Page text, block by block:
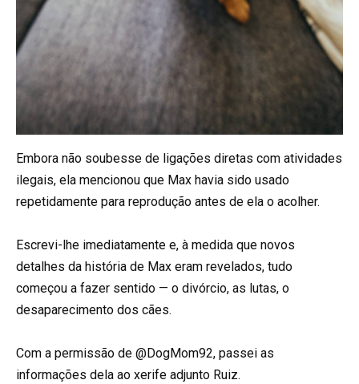
Embora não soubesse de ligações diretas com atividades
ilegais, ela mencionou que Max havia sido usado
repetidamente para reprodução antes de ela o acolher.
Escrevi-lhe imediatamente e, à medida que novos
detalhes da história de Max eram revelados, tudo
começou a fazer sentido — o divórcio, as lutas, o
desaparecimento dos cães.
Com a permissão de @DogMom92, passei as
informações dela ao xerife adjunto Ruiz.